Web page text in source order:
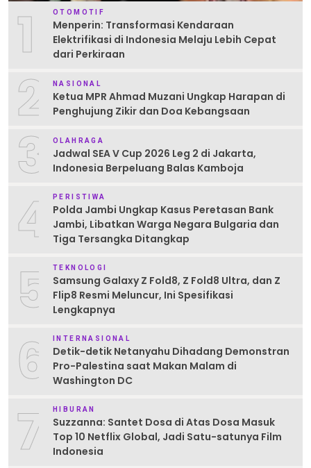
1 OTOMOTIF
Menperin: Transformasi Kendaraan
Elektrifikasi di Indonesia Melaju Lebih Cepat
dari Perkiraan
2 NASIONAL
Ketua MPR Ahmad Muzani Ungkap Harapan di
Penghujung Zikir dan Doa Kebangsaan
3 OLAHRAGA
Jadwal SEA V Cup 2026 Leg 2 di Jakarta,
Indonesia Berpeluang Balas Kamboja
4 PERISTIWA
Polda Jambi Ungkap Kasus Peretasan Bank
Jambi, Libatkan Warga Negara Bulgaria dan
Tiga Tersangka Ditangkap
5 TEKNOLOGI
Samsung Galaxy Z Fold8, Z Fold8 Ultra, dan Z
Flip8 Resmi Meluncur, Ini Spesifikasi
Lengkapnya
6 INTERNASIONAL
Detik-detik Netanyahu Dihadang Demonstran
Pro-Palestina saat Makan Malam di
Washington DC
7 HIBURAN
Suzzanna: Santet Dosa di Atas Dosa Masuk
Top 10 Netflix Global, Jadi Satu-satunya Film
Indonesia